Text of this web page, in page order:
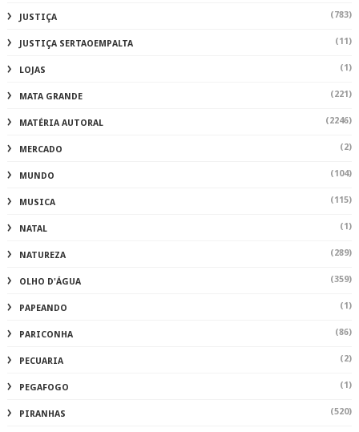
JUSTIÇA (783)
JUSTIÇA SERTAOEMPALTA (11)
LOJAS (1)
MATA GRANDE (221)
MATÉRIA AUTORAL (2246)
MERCADO (2)
MUNDO (104)
MUSICA (115)
NATAL (1)
NATUREZA (289)
OLHO D'ÁGUA (359)
PAPEANDO (1)
PARICONHA (86)
PECUARIA (2)
PEGAFOGO (1)
PIRANHAS (520)